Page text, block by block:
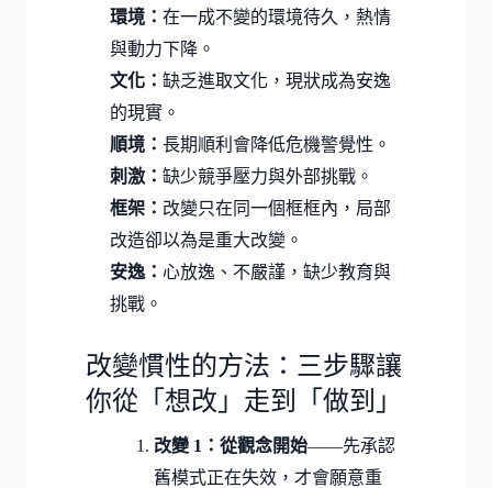
環境： 在一成不變的環境待久，熱情
與動力下降。
文化： 缺乏進取文化，現狀成為安逸
的現實。
順境： 長期順利會降低危機警覺性。
刺激： 缺少競爭壓力與外部挑戰。
框架： 改變只在同一個框框內，局部
改造卻以為是重大改變。
安逸： 心放逸、不嚴謹，缺少教育與
挑戰。
改變慣性的方法：三步驟讓
你從「想改」走到「做到」
改變 1：從觀念開始——先承認
舊模式正在失效，才會願意重